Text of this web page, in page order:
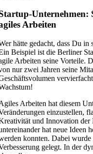
Unternehmen:
Arbeiten
hätte gedacht, dass Du
Beispiel ist die Berliner
Arbeiten seine Vorteile.
nur zwei Jahren seine
Arbeiten hat diesem
einzustellen,
und Innovation der
hat neue Ideen
konnten. Dabei
gelegt. In der